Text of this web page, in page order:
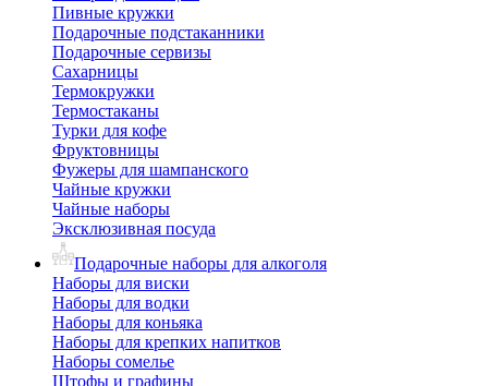
Пивные кружки
Подарочные подстаканники
Подарочные сервизы
Сахарницы
Термокружки
Термостаканы
Турки для кофе
Фруктовницы
Фужеры для шампанского
Чайные кружки
Чайные наборы
Эксклюзивная посуда
Подарочные наборы для алкоголя
Наборы для виски
Наборы для водки
Наборы для коньяка
Наборы для крепких напитков
Наборы сомелье
Штофы и графины